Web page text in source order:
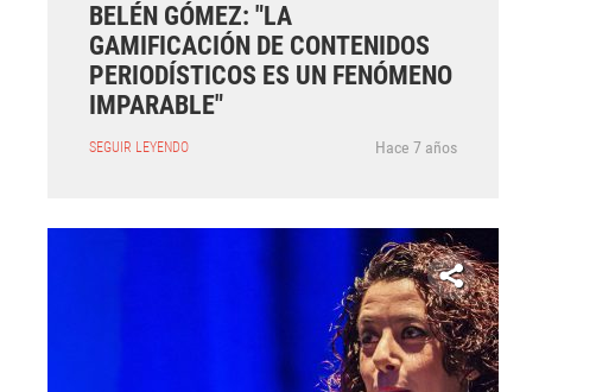
BELÉN GÓMEZ: "LA
GAMIFICACIÓN DE CONTENIDOS
PERIODÍSTICOS ES UN FENÓMENO
IMPARABLE"
SEGUIR LEYENDO Hace 7 años